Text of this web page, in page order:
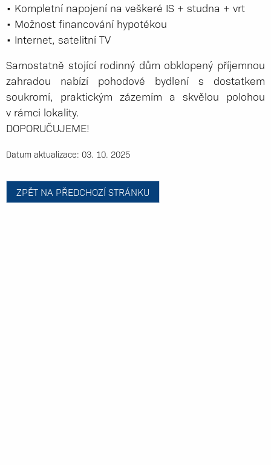
• Kompletní napojení na veškeré IS + studna + vrt
• Možnost financování hypotékou
• Internet, satelitní TV
Samostatně stojící rodinný dům obklopený příjemnou
zahradou nabízí pohodové bydlení s dostatkem
soukromí, praktickým zázemím a skvělou polohou
v rámci lokality.
DOPORUČUJEME!
Datum aktualizace: 03. 10. 2025
ZPĚT NA PŘEDCHOZÍ STRÁNKU